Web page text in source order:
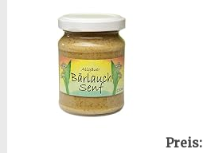
Preis: